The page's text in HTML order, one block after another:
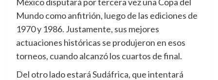
Mundo como anfitrión, luego de las ediciones de
1970 y 1986. Justamente, sus mejores
actuaciones históricas se produjeron en esos
torneos, cuando alcanzó los cuartos de final.
Del otro lado estará Sudáfrica, que intentará